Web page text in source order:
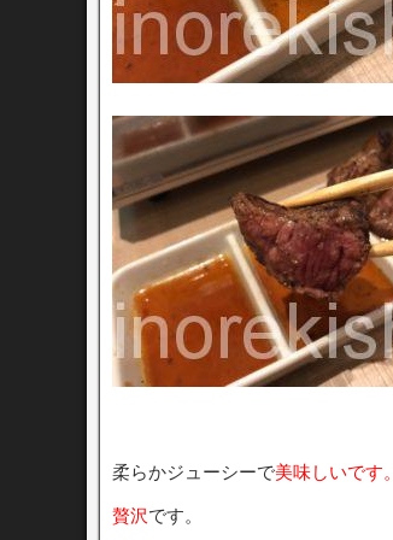
柔らかジューシーで美味しいです。
贅沢です。